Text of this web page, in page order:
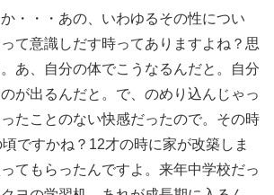
か・・・あの、いわゆるその性につい
て意識しだす時ってありますよね？思
あ、自分の体でこうなるんだと。自分
が出るんだと。で、のめり込んじゃっ
たことのない快感だったので。その時
ですかね？12才の時に家が改築しま
てもらったんですよ。来年中学校だっ